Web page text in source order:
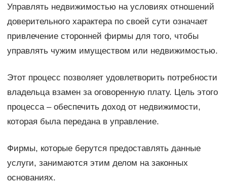
Управлять недвижимостью на условиях отношений
доверительного характера по своей сути означает
привлечение сторонней фирмы для того, чтобы
управлять чужим имуществом или недвижимостью.
Этот процесс позволяет удовлетворить потребности
владельца взамен за оговоренную плату. Цель этого
процесса – обеспечить доход от недвижимости,
которая была передана в управление.
Фирмы, которые берутся предоставлять данные
услуги, занимаются этим делом на законных
основаниях.